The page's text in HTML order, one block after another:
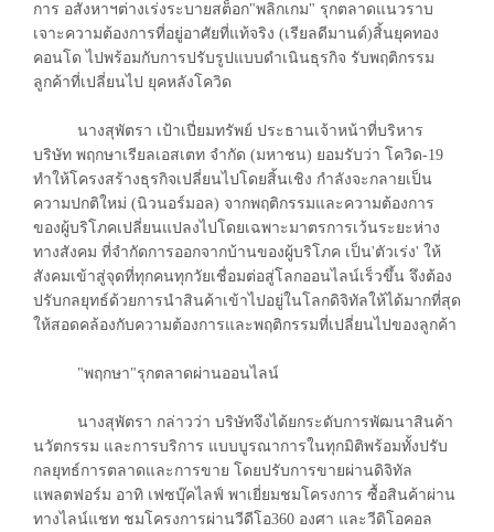
การ อสังหาฯต่างเร่งระบายสต็อก"พลิกเกม" รุกตลาดแนวราบ
เจาะความต้องการที่อยู่อาศัยที่แท้จริง (เรียลดีมานด์)สิ้นยุคทอง
คอนโด ไปพร้อมกับการปรับรูปแบบดำเนินธุรกิจ รับพฤติกรรม
ลูกค้าที่เปลี่ยนไป ยุคหลังโควิด
นางสุพัตรา เป้าเปี่ยมทรัพย์ ประธานเจ้าหน้าที่บริหาร
บริษัท พฤกษาเรียลเอสเตท จำกัด (มหาชน) ยอมรับว่า โควิด-19
ทำให้โครงสร้างธุรกิจเปลี่ยนไปโดยสิ้นเชิง กำลังจะกลายเป็น
ความปกติใหม่ (นิวนอร์มอล) จากพฤติกรรมและความต้องการ
ของผู้บริโภคเปลี่ยนแปลงไปโดยเฉพาะมาตรการเว้นระยะห่าง
ทางสังคม ที่จำกัดการออกจากบ้านของผู้บริโภค เป็น'ตัวเร่ง' ให้
สังคมเข้าสู่จุดที่ทุกคนทุกวัยเชื่อมต่อสู่โลกออนไลน์เร็วขึ้น จึงต้อง
ปรับกลยุทธ์ด้วยการนำสินค้าเข้าไปอยู่ในโลกดิจิทัลให้ได้มากที่สุด
ให้สอดคล้องกับความต้องการและพฤติกรรมที่เปลี่ยนไปของลูกค้า
"พฤกษา"รุกตลาดผ่านออนไลน์
นางสุพัตรา กล่าวว่า บริษัทจึงได้ยกระดับการพัฒนาสินค้า
นวัตกรรม และการบริการ แบบบูรณาการในทุกมิติพร้อมทั้งปรับ
กลยุทธ์การตลาดและการขาย โดยปรับการขายผ่านดิจิทัล
แพลตฟอร์ม อาทิ เฟซบุ๊คไลฟ์ พาเยี่ยมชมโครงการ ซื้อสินค้าผ่าน
ทางไลน์แชท ชมโครงการผ่านวีดีโอ360 องศา และวีดิโอคอล